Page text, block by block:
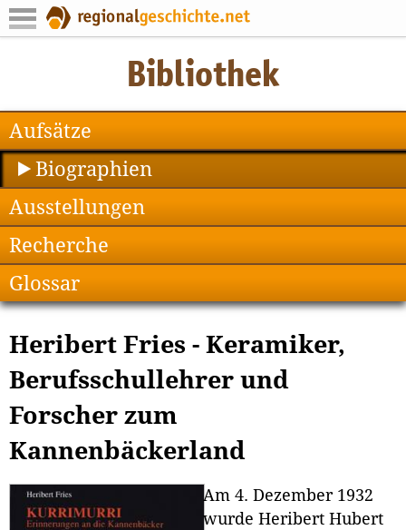
Aufsätze
Biographien
Ausstellungen
Recherche
Glossar
Heribert Fries - Keramiker,
Berufsschullehrer und
Forscher zum
Kannenbäckerland
Am 4. Dezember 1932
wurde Heribert Hubert